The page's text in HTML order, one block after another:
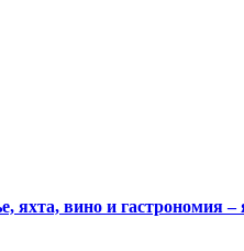
яхта, вино и гастрономия